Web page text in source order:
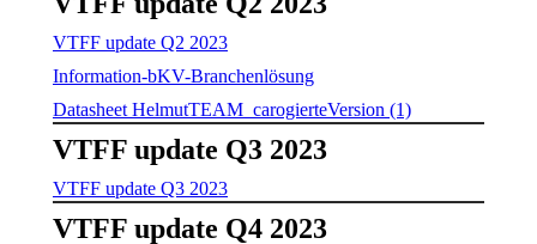
VTFF update Q2 2023
Information-bKV-Branchenlösung
Datasheet HelmutTEAM_carogierteVersion (1)
VTFF update Q3 2023
VTFF update Q3 2023
VTFF update Q4 2023